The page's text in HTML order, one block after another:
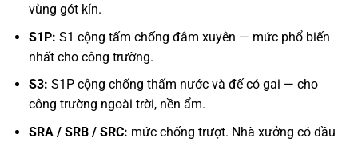
vùng gót kín.
S1P: S1 cộng tấm chống đâm xuyên — mức phổ biến
nhất cho công trường.
S3: S1P cộng chống thấm nước và đế có gai — cho
công trường ngoài trời, nền ẩm.
SRA / SRB / SRC: mức chống trượt. Nhà xưởng có dầu